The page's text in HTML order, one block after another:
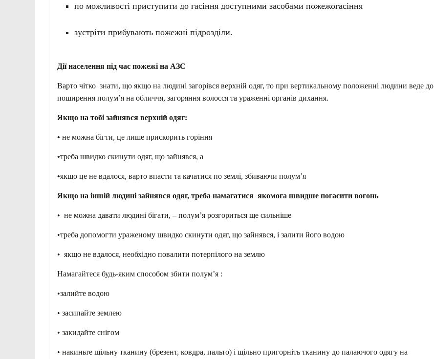
по можливості приступити до гасіння доступними засобами пожежогасіння
зустріти прибувають пожежні підрозділи.
Дії населення під час пожежі на АЗС
Варто чітко знати, що якщо на людині загорівся верхній одяг, то при вертикальному положенні людини веде до
поширення полум’я на обличчя, загоряння волосся та ураженні органів дихання.
Якщо на тобі зайнявся верхній одяг:
• не можна бігти, це лише прискорить горіння
•треба швидко скинути одяг, що зайнявся, а
•якщо це не вдалося, варто впасти та качатися по землі, збиваючи полум’я
Якщо на іншій людині зайнявся одяг, треба намагатися якомога швидше погасити вогонь
• не можна давати людині бігати, – полум’я розгориться ще сильніше
•треба допомогти ураженому швидко скинути одяг, що зайнявся, і залити його водою
• якщо не вдалося, необхідно повалити потерпілого на землю
Намагайтеся будь-яким способом збити полум’я :
•залийте водою
• засипайте землею
• закидайте снігом
• накиньте щільну тканину (брезент, ковдра, пальто) і щільно пригорніть тканину до палаючого одягу на